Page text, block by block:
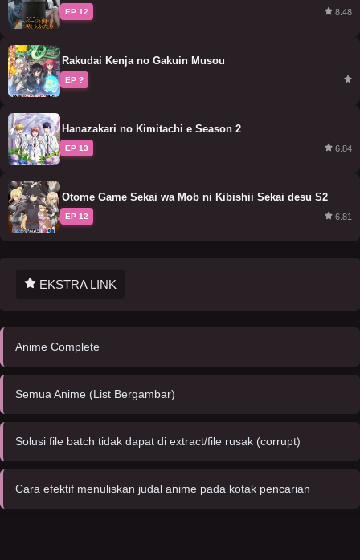
EP 12 8.48
Rakudai Kenja no Gakuin Musou
EP ?
Hanazakari no Kimitachi e Season 2
EP 13 6.84
Otome Game Sekai wa Mob ni Kibishii Sekai desu S2
EP 12 6.81
EKSTRA LINK
Anime Complete
Semua Anime (List Bergambar)
Solusi file batch tidak dapat di extract/file rusak (corrupt)
Cara efektif menuliskan judal anime pada kotak pencarian